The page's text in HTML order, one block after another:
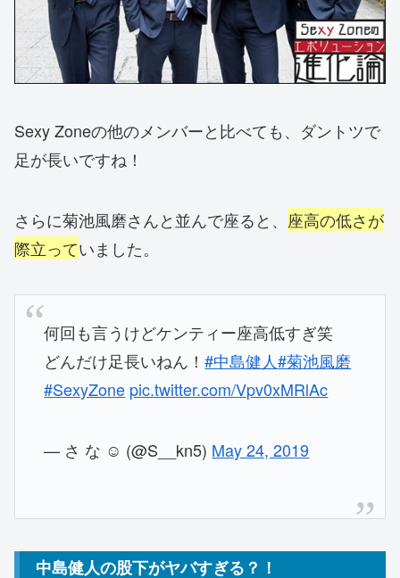
Sexy Zoneの他のメンバーと比べても、ダントツで
足が長いですね！
さらに菊池風磨さんと並んで座ると、 座高の低さが
際立っていました。
何回も言うけどケンティー座高低すぎ笑
どんだけ足長いねん！#中島健人#菊池風磨
#SexyZone pic.twitter.com/Vpv0xMRlAc
— さ な ☺︎ (@S__kn5) May 24, 2019
中島健人の股下がヤバすぎる？！